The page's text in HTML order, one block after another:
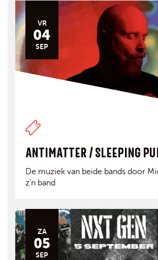
VR
04
SEP
ANTIMATTER / SLEEPING
De muziek van beide bands door
z'n band
ZA
05
SEP